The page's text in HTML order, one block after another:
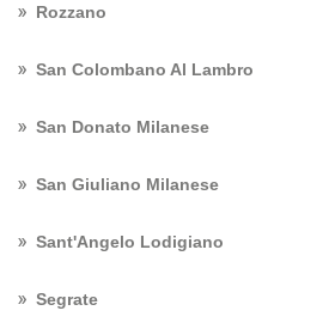
Rozzano
San Colombano Al Lambro
San Donato Milanese
San Giuliano Milanese
Sant'Angelo Lodigiano
Segrate